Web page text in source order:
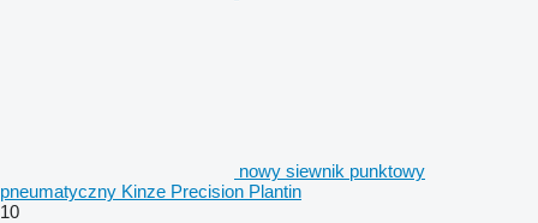
nowy siewnik punktowy
pneumatyczny Kinze Precision Plantin
10